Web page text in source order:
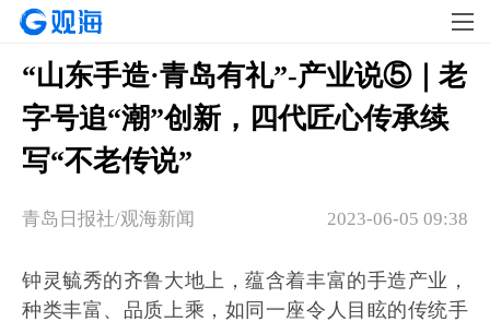
“山东手造·青岛有礼”-产业说⑤｜老
字号追“潮”创新，四代匠心传承续
写“不老传说”
2023-06-05 09:38
青岛日报社/观海新闻
钟灵毓秀的齐鲁大地上，蕴含着丰富的手造产业，
种类丰富、品质上乘，如同一座令人目眩的传统手